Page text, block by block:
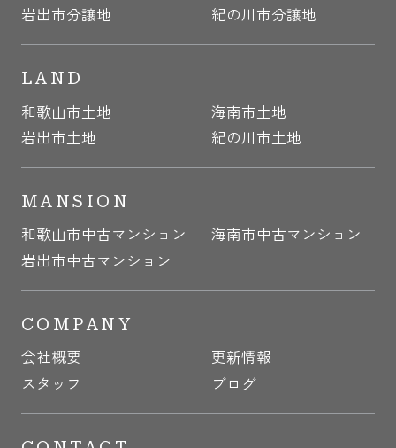
岩出市分譲地
紀の川市分譲地
LAND
和歌山市土地
海南市土地
岩出市土地
紀の川市土地
MANSION
和歌山市中古マンション
海南市中古マンション
岩出市中古マンション
COMPANY
会社概要
更新情報
スタッフ
ブログ